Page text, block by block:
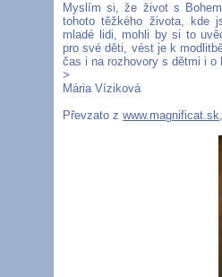
Myslím si, že život s
tohoto těžkého života, kde
mladé lidi, mohli by si to
pro své děti, vést je k
čas i na rozhovory s dětmi i o
>
Mária Víziková
Převzato z www.magnificat.sk